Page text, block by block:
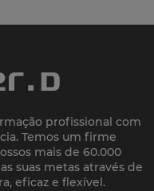
profissional com
Temos um firme
mais de 60.000
suas metas através de
eficaz e flexível.